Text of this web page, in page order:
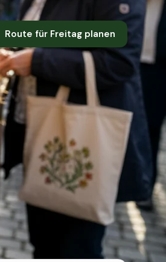
Route für Freitag planen
Symbolbild · KI-generiert